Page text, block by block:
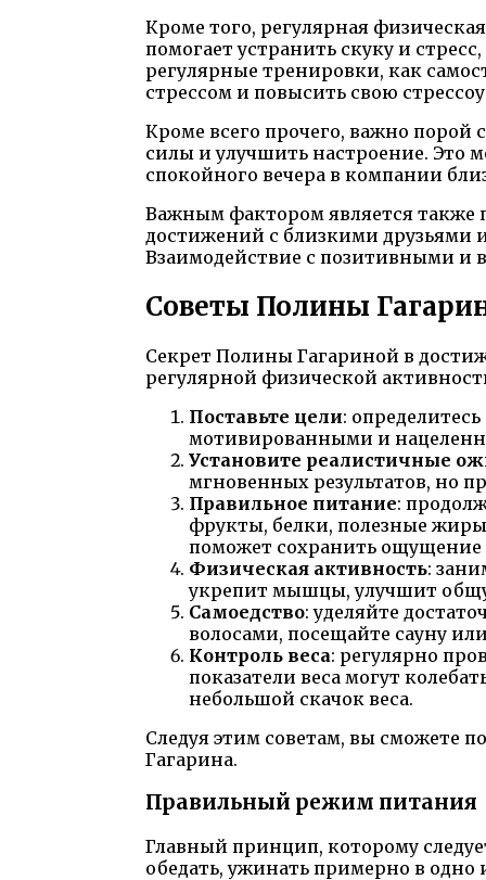
Кроме того, регулярная
помогает устранить скуку и
регулярные тренировки, как
стрессом и повысить свою
Кроме всего прочего, важно порой
силы и улучшить настроение. Это
спокойного вечера в компании
Важным фактором является также
достижений с близкими друзьями
Взаимодействие с позитивными и
Советы Полины
Секрет Полины Гагариной в
регулярной физической
Поставьте цели:
мотивированными и
Установите реалистичные
мгновенных результатов, но
Правильное питание:
фрукты, белки, полезные
поможет сохранить ощущение
Физическая активность:
укрепит мышцы, улучшит
Самоедство: уделяйте
волосами, посещайте сауну
Контроль веса: регулярно
показатели веса могут
небольшой скачок веса.
Следуя этим советам, вы сможете
Гагарина.
Правильный режим питания
Главный принцип, которому
обедать, ужинать примерно в